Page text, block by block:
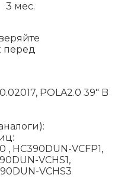
3 мес.
перед
POLA2.0 39" B
, HC390DUN-VCFP1,
VCHS1,
VCHS3